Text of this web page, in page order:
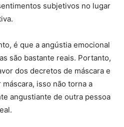
subjetivos no lugar
é que a angústia emocional
são bastante reais. Portanto,
dos decretos de máscara e
isso não torna a
angustiante de outra pessoa